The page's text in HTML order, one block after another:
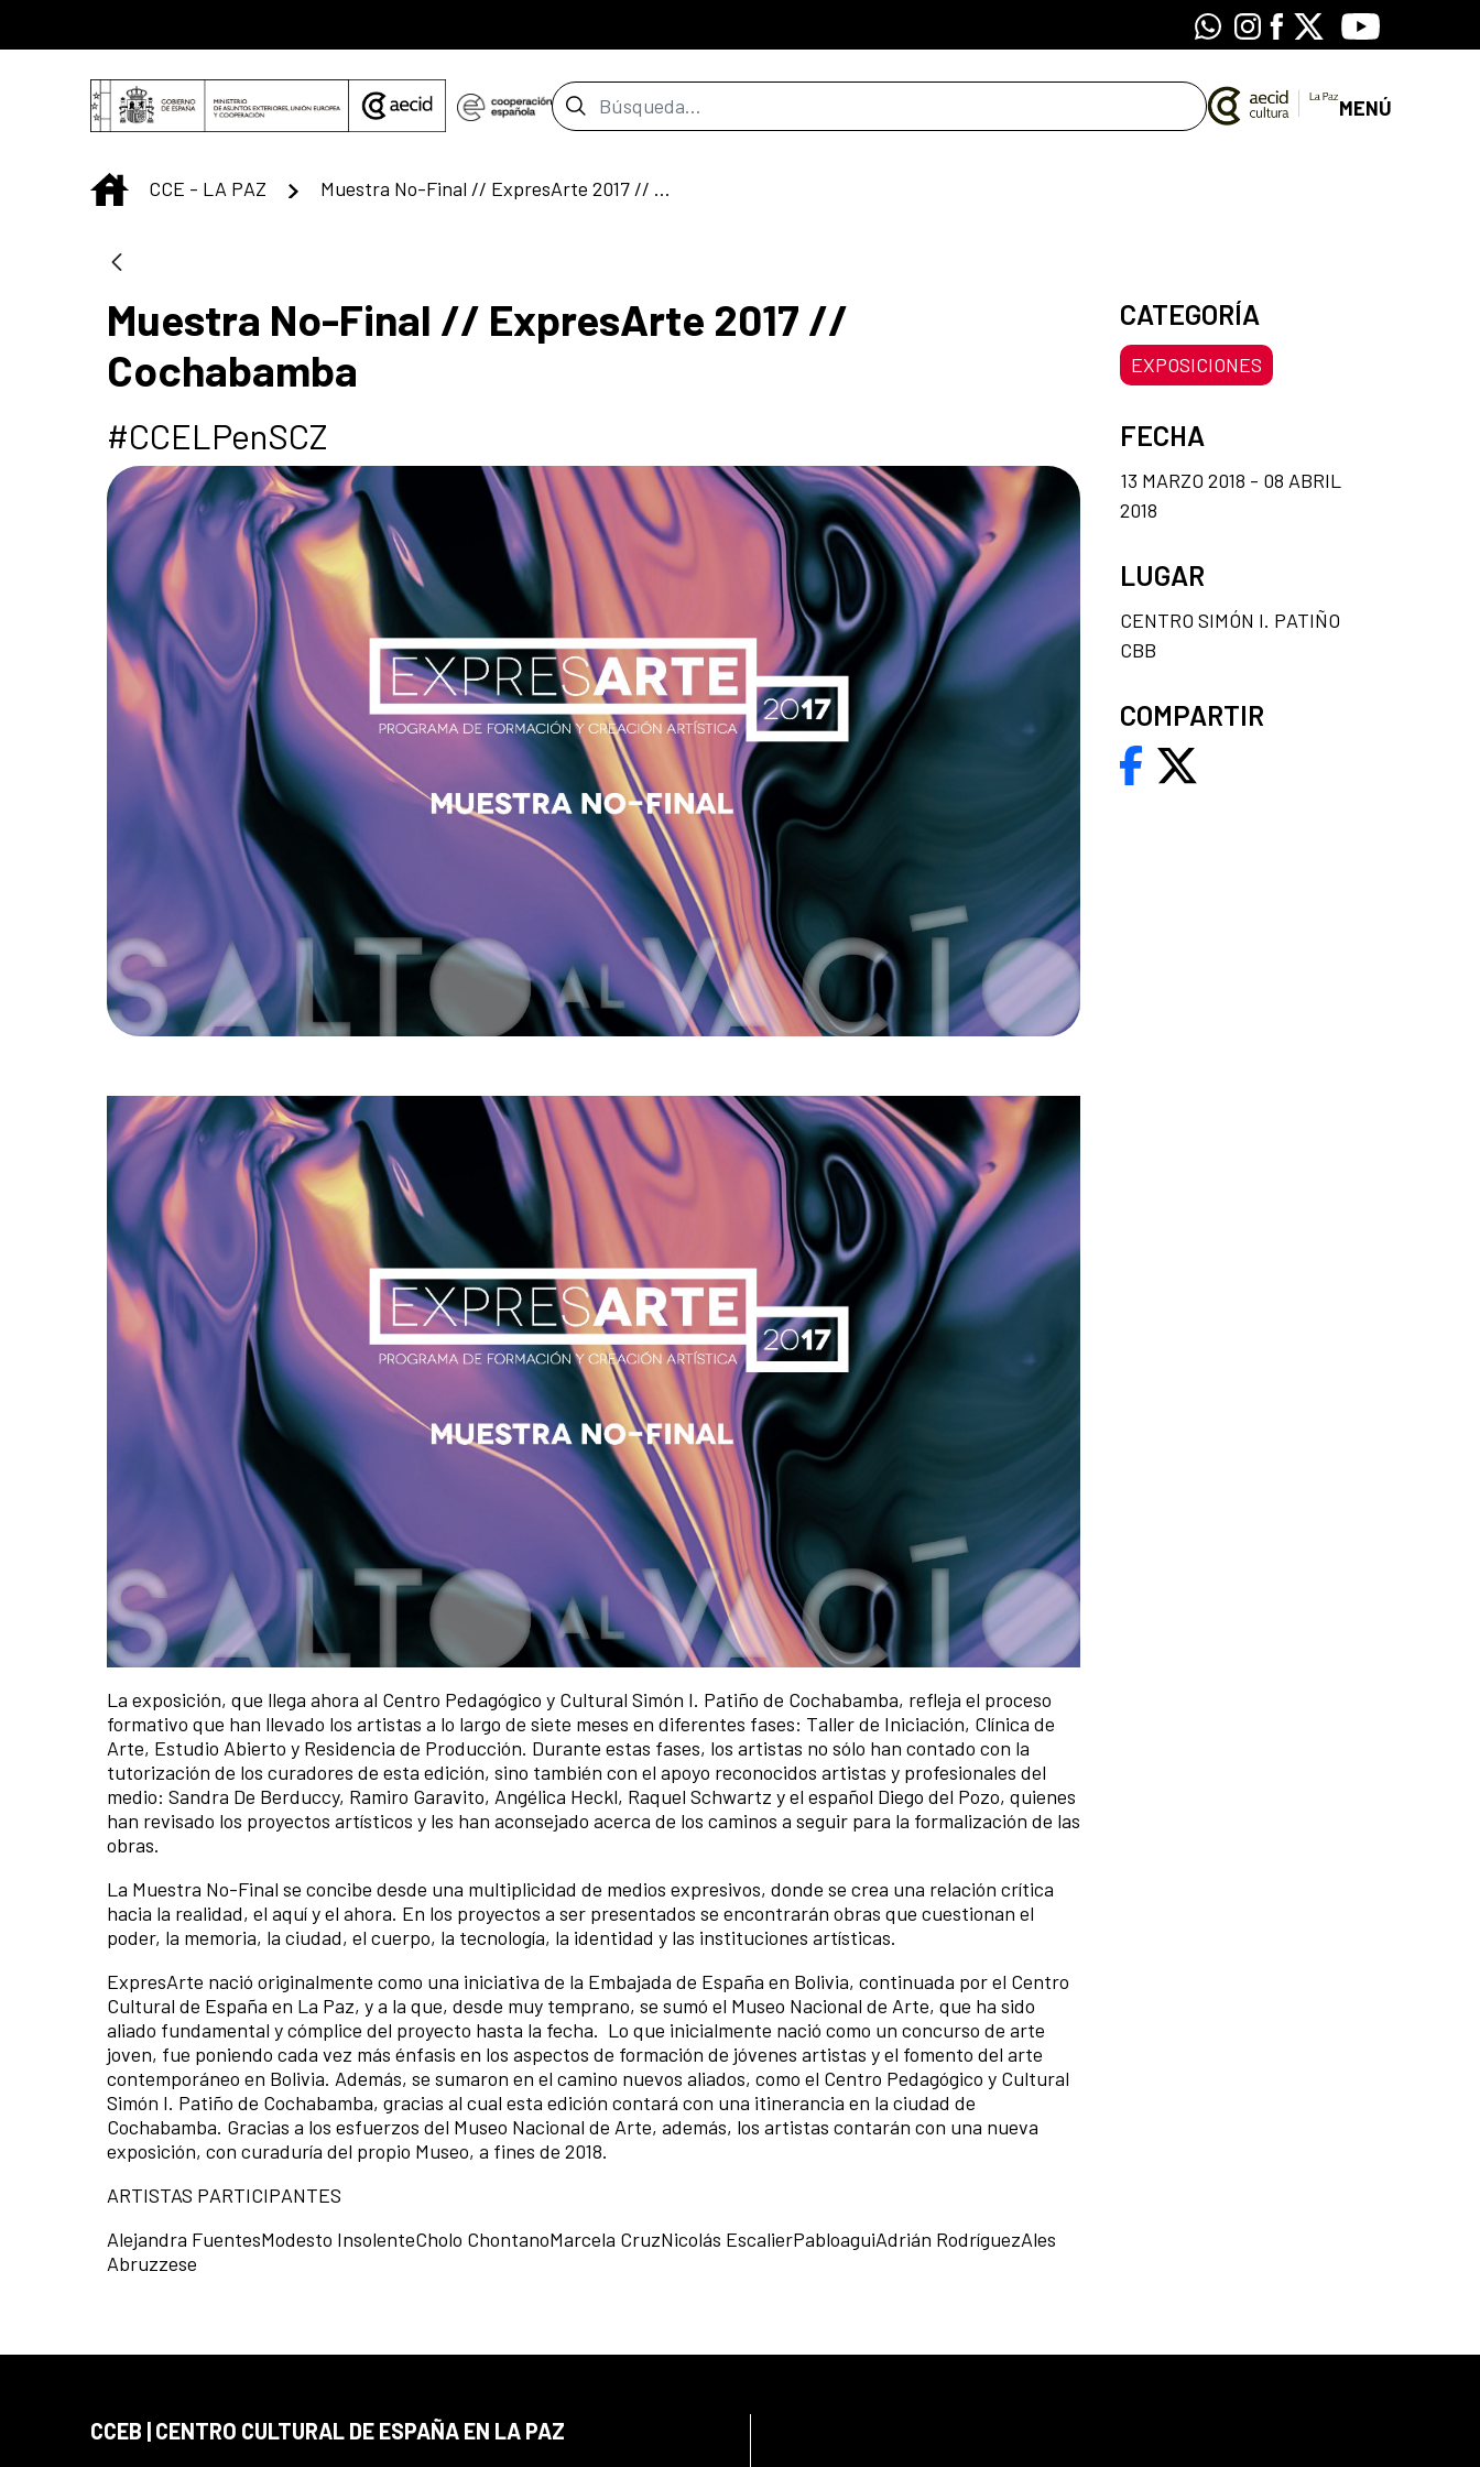
WhatsappInstagram
Facebook
X Youtube
Barra de búsqueda MENÚ
INICIO
CCE - LA PAZ Muestra No-Final // ExpresArte 2017 // Cochabamba
Muestra No-Final // ExpresArte 2017 //
Cochabamba
#CCELPenSCZ
La exposición, que llega ahora al Centro Pedagógico y Cultural Simón I. Patiño de Cochabamba, refleja el proceso
formativo que han llevado los artistas a lo largo de siete meses en diferentes fases: Taller de Iniciación, Clínica de
Arte, Estudio Abierto y Residencia de Producción. Durante estas fases, los artistas no sólo han contado con la
tutorización de los curadores de esta edición, sino también con el apoyo reconocidos artistas y profesionales del
medio: Sandra De Berduccy, Ramiro Garavito, Angélica Heckl, Raquel Schwartz y el español Diego del Pozo, quienes
han revisado los proyectos artísticos y les han aconsejado acerca de los caminos a seguir para la formalización de las
obras.
La Muestra No-Final se concibe desde una multiplicidad de medios expresivos, donde se crea una relación crítica
hacia la realidad, el aquí y el ahora. En los proyectos a ser presentados se encontrarán obras que cuestionan el
poder, la memoria, la ciudad, el cuerpo, la tecnología, la identidad y las instituciones artísticas.
ExpresArte nació originalmente como una iniciativa de la Embajada de España en Bolivia, continuada por el Centro
Cultural de España en La Paz, y a la que, desde muy temprano, se sumó el Museo Nacional de Arte, que ha sido
aliado fundamental y cómplice del proyecto hasta la fecha. Lo que inicialmente nació como un concurso de arte
joven, fue poniendo cada vez más énfasis en los aspectos de formación de jóvenes artistas y el fomento del arte
contemporáneo en Bolivia. Además, se sumaron en el camino nuevos aliados, como el Centro Pedagógico y Cultural
Simón I. Patiño de Cochabamba, gracias al cual esta edición contará con una itinerancia en la ciudad de
Cochabamba. Gracias a los esfuerzos del Museo Nacional de Arte, además, los artistas contarán con una nueva
exposición, con curaduría del propio Museo, a fines de 2018.
ARTISTAS PARTICIPANTES
Alejandra FuentesModesto InsolenteCholo ChontanoMarcela CruzNicolás EscalierPabloaguiAdrián RodríguezAles
Abruzzese
CATEGORÍA
EXPOSICIONES
FECHA
13 MARZO 2018 - 08 ABRIL
2018
LUGAR
CENTRO SIMÓN I. PATIÑO
CBB
COMPARTIR
CCEB | CENTRO CULTURAL DE ESPAÑA EN LA PAZ